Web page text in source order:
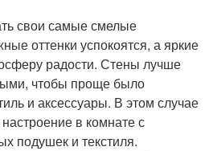
свои самые смелые
оттенки успокоятся, а яркие
радости. Стены лучше
чтобы проще было
и аксессуары. В этом случае
в комнате с
подушек и текстиля.